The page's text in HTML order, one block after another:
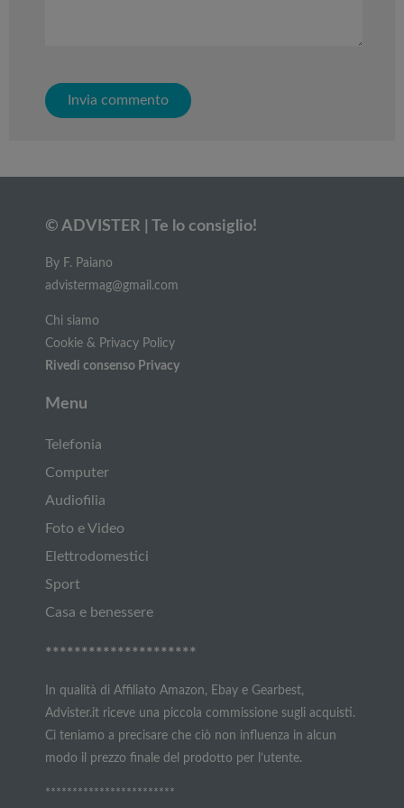
© ADVISTER | Te lo consiglio!
By F. Paiano
advistermag@gmail.com
Chi siamo
Cookie & Privacy Policy
Rivedi consenso Privacy
Menu
Telefonia
Computer
Audiofilia
Foto e Video
Elettrodomestici
Sport
Casa e benessere
*********************
In qualità di Affiliato Amazon, Ebay e Gearbest,
Advister.it riceve una piccola commissione sugli acquisti.
Ci teniamo a precisare che ciò non influenza in alcun
modo il prezzo finale del prodotto per l’utente.
************************